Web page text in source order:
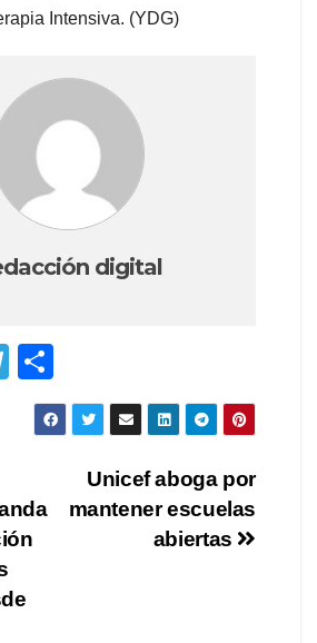
Intensiva. (YDG)
digital
T
el
a
m
o
m
ar
Unicef aboga por
mantener escuelas
abiertas